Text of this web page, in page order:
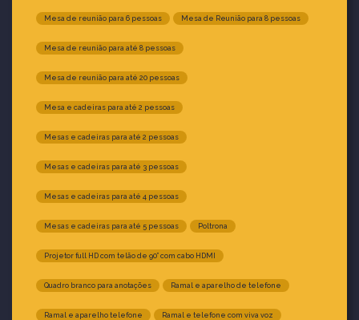
Mesa de reunião para 6 pessoas Mesa de Reunião para 8 pessoas
Mesa de reunião para até 8 pessoas
Mesa de reunião para até 20 pessoas
Mesa e cadeiras para até 2 pessoas
Mesas e cadeiras para até 2 pessoas
Mesas e cadeiras para até 3 pessoas
Mesas e cadeiras para até 4 pessoas
Mesas e cadeiras para até 5 pessoas Poltrona
Projetor full HD com telão de 90” com cabo HDMI
Quadro branco para anotações Ramal e aparelho de telefone
Ramal e aparelho telefone Ramal e telefone com viva voz